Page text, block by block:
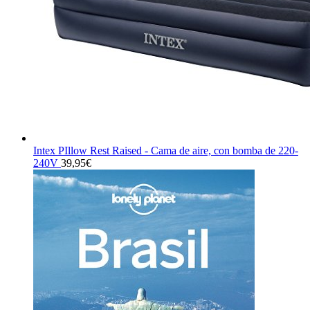
Intex PIllow Rest Raised - Cama de aire, con bomba de 220-
240V 39,95€